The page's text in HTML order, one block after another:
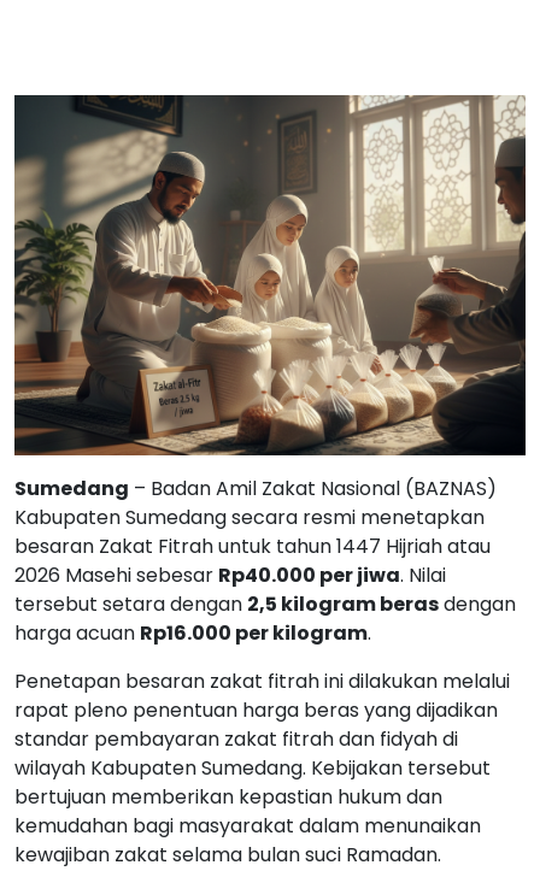
Sumedang – Badan Amil Zakat Nasional (BAZNAS)
Kabupaten Sumedang secara resmi menetapkan
besaran Zakat Fitrah untuk tahun 1447 Hijriah atau
2026 Masehi sebesar Rp40.000 per jiwa. Nilai
tersebut setara dengan 2,5 kilogram berasdengan
harga acuan Rp16.000 per kilogram.
Penetapan besaran zakat fitrah ini dilakukan melalui
rapat pleno penentuan harga beras yang dijadikan
standar pembayaran zakat fitrah dan fidyah di
wilayah Kabupaten Sumedang. Kebijakan tersebut
bertujuan memberikan kepastian hukum dan
kemudahan bagi masyarakat dalam menunaikan
kewajiban zakat selama bulan suci Ramadan.